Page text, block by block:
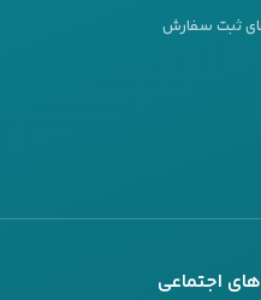
ثبت سفارش
اجتماعی